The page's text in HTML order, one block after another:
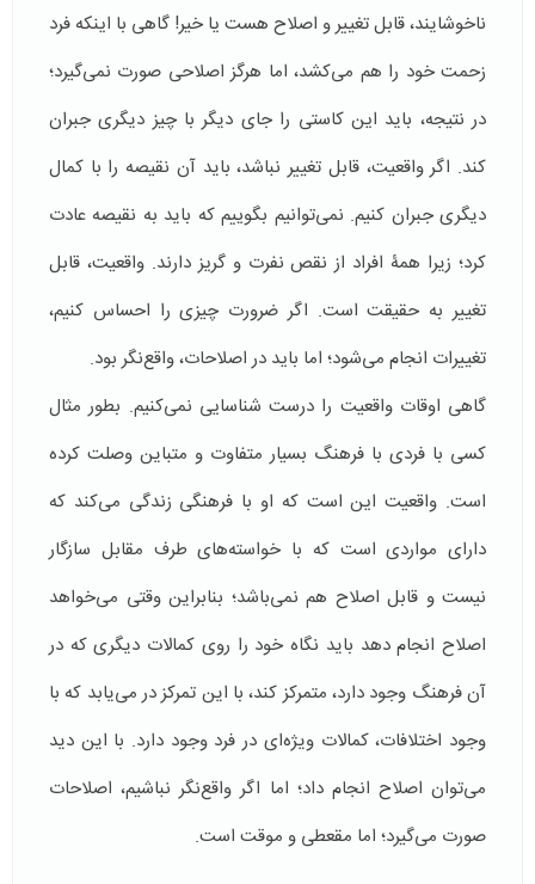
ناخوشایند، قابل تغيير و اصلاح هست يا خیر! گاهی با اينكه فرد
زحمت خود را هم می‌كشد، اما هرگز اصلاحی صورت نمی‌گیرد؛
در نتیجه، باید اين کاستی را جای دیگر با چیز دیگری جبران
كند. اگر واقعیت، قابل تغيير نباشد، باید آن نقیصه‌ را با کمال
دیگری جبران کنیم. نمی‌توانیم بگوییم که باید به نقیصه عادت
کرد؛ زیرا همۀ افراد از نقص نفرت و گريز دارند. واقعیت، قابل
تغيير به حقيقت است. اگر ضرورت چیزی را احساس کنیم،
تغييرات انجام می‌شود؛ اما بايد در اصلاحات، واقع‌نگر بود.
گاهی اوقات واقعيت را درست شناسايی نمی‌كنيم. بطور مثال
کسی با فردی با فرهنگ بسیار متفاوت و متباین وصلت کرده
است. واقعيت اين است كه او با فرهنگی زندگی می‌کند که
دارای مواردی است كه با خواسته‌های طرف مقابل سازگار
نیست و قابل اصلاح هم نمی‌باشد؛ بنابراین وقتی می‌خواهد
اصلاح انجام دهد باید نگاه خود را روی کمالات دیگری که در
آن فرهنگ وجود دارد، متمرکز کند، با این تمرکز در می‌یابد که با
وجود اختلافات، کمالات ویژه‌ای در فرد وجود دارد. با این دید
می‌توان اصلاح انجام داد؛ اما اگر واقع‌نگر نباشیم، اصلاحات
صورت می‌گیرد؛ اما مقعطی و موقت است.